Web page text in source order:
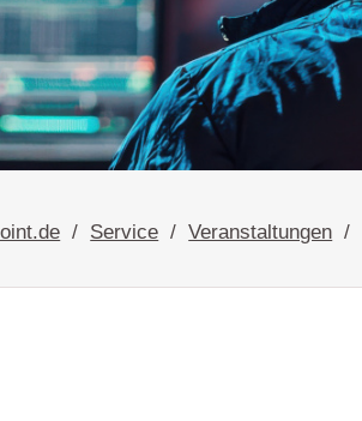
Service Veranstaltungen